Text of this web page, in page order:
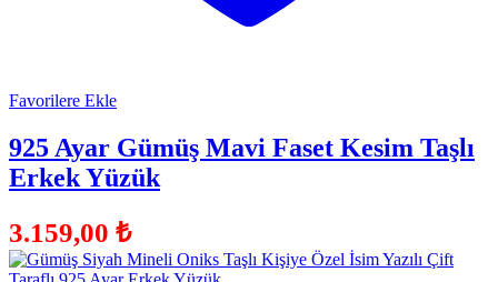
Favorilere Ekle
925 Ayar Gümüş Mavi Faset Kesim Taşlı
Erkek Yüzük
3.159,00 ₺